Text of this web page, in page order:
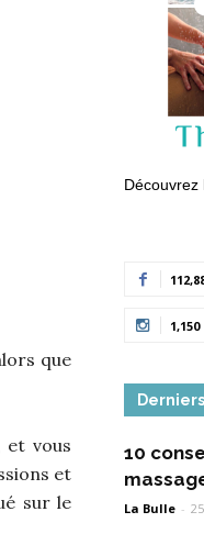
que
et vous
et
sur le
Découvrez
1,150
10
La Bulle -